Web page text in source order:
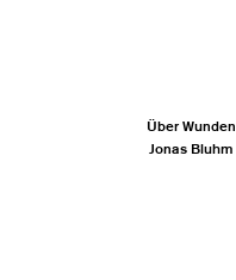
Über Wunden
Jonas Bluhm